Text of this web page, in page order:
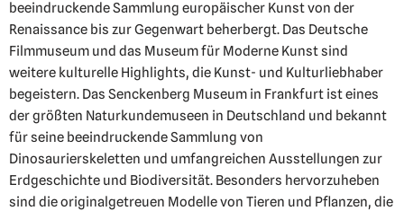
beeindruckende Sammlung europäischer Kunst von der
Renaissance bis zur Gegenwart beherbergt. Das Deutsche
Filmmuseum und das Museum für Moderne Kunst sind
weitere kulturelle Highlights, die Kunst- und Kulturliebhaber
begeistern. Das Senckenberg Museum in Frankfurt ist eines
der größten Naturkundemuseen in Deutschland und bekannt
für seine beeindruckende Sammlung von
Dinosaurierskeletten und umfangreichen Ausstellungen zur
Erdgeschichte und Biodiversität. Besonders hervorzuheben
sind die originalgetreuen Modelle von Tieren und Pflanzen, die